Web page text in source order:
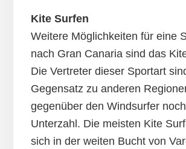
Kite Surfen
Weitere Möglichkeiten für eine
nach Gran Canaria sind das
Die Vertreter dieser Sportart
Gegensatz zu anderen
gegenüber den Windsurfer
Unterzahl. Die meisten Kite
sich in der weiten Bucht von